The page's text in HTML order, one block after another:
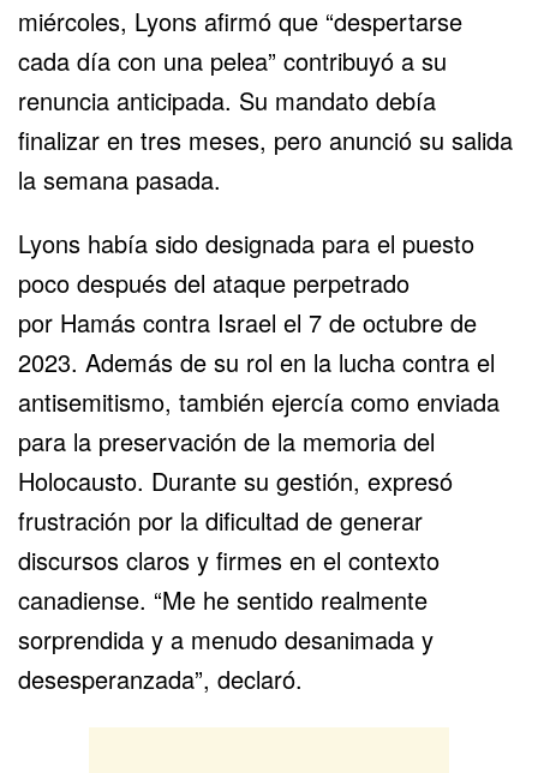
miércoles, Lyons afirmó que “despertarse
cada día con una pelea” contribuyó a su
renuncia anticipada. Su mandato debía
finalizar en tres meses, pero anunció su salida
la semana pasada.
Lyons había sido designada para el puesto
poco después del ataque perpetrado
por Hamás contra Israel el 7 de octubre de
2023. Además de su rol en la lucha contra el
antisemitismo, también ejercía como enviada
para la preservación de la memoria del
Holocausto. Durante su gestión, expresó
frustración por la dificultad de generar
discursos claros y firmes en el contexto
canadiense. “Me he sentido realmente
sorprendida y a menudo desanimada y
desesperanzada”, declaró.